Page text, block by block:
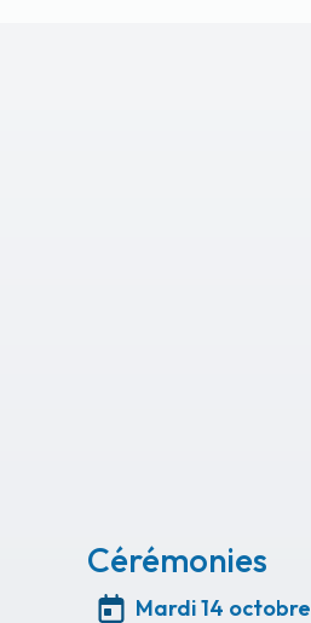
Cérémonies
Mardi 14 octobre